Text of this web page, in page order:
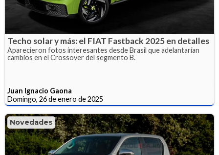
Techo solar y más: el FIAT Fastback 2025 en detalles
Aparecieron fotos interesantes desde Brasil que adelantarían
cambios en el Crossover del segmento B.
Juan Ignacio Gaona
Domingo, 26 de enero de 2025
Novedades